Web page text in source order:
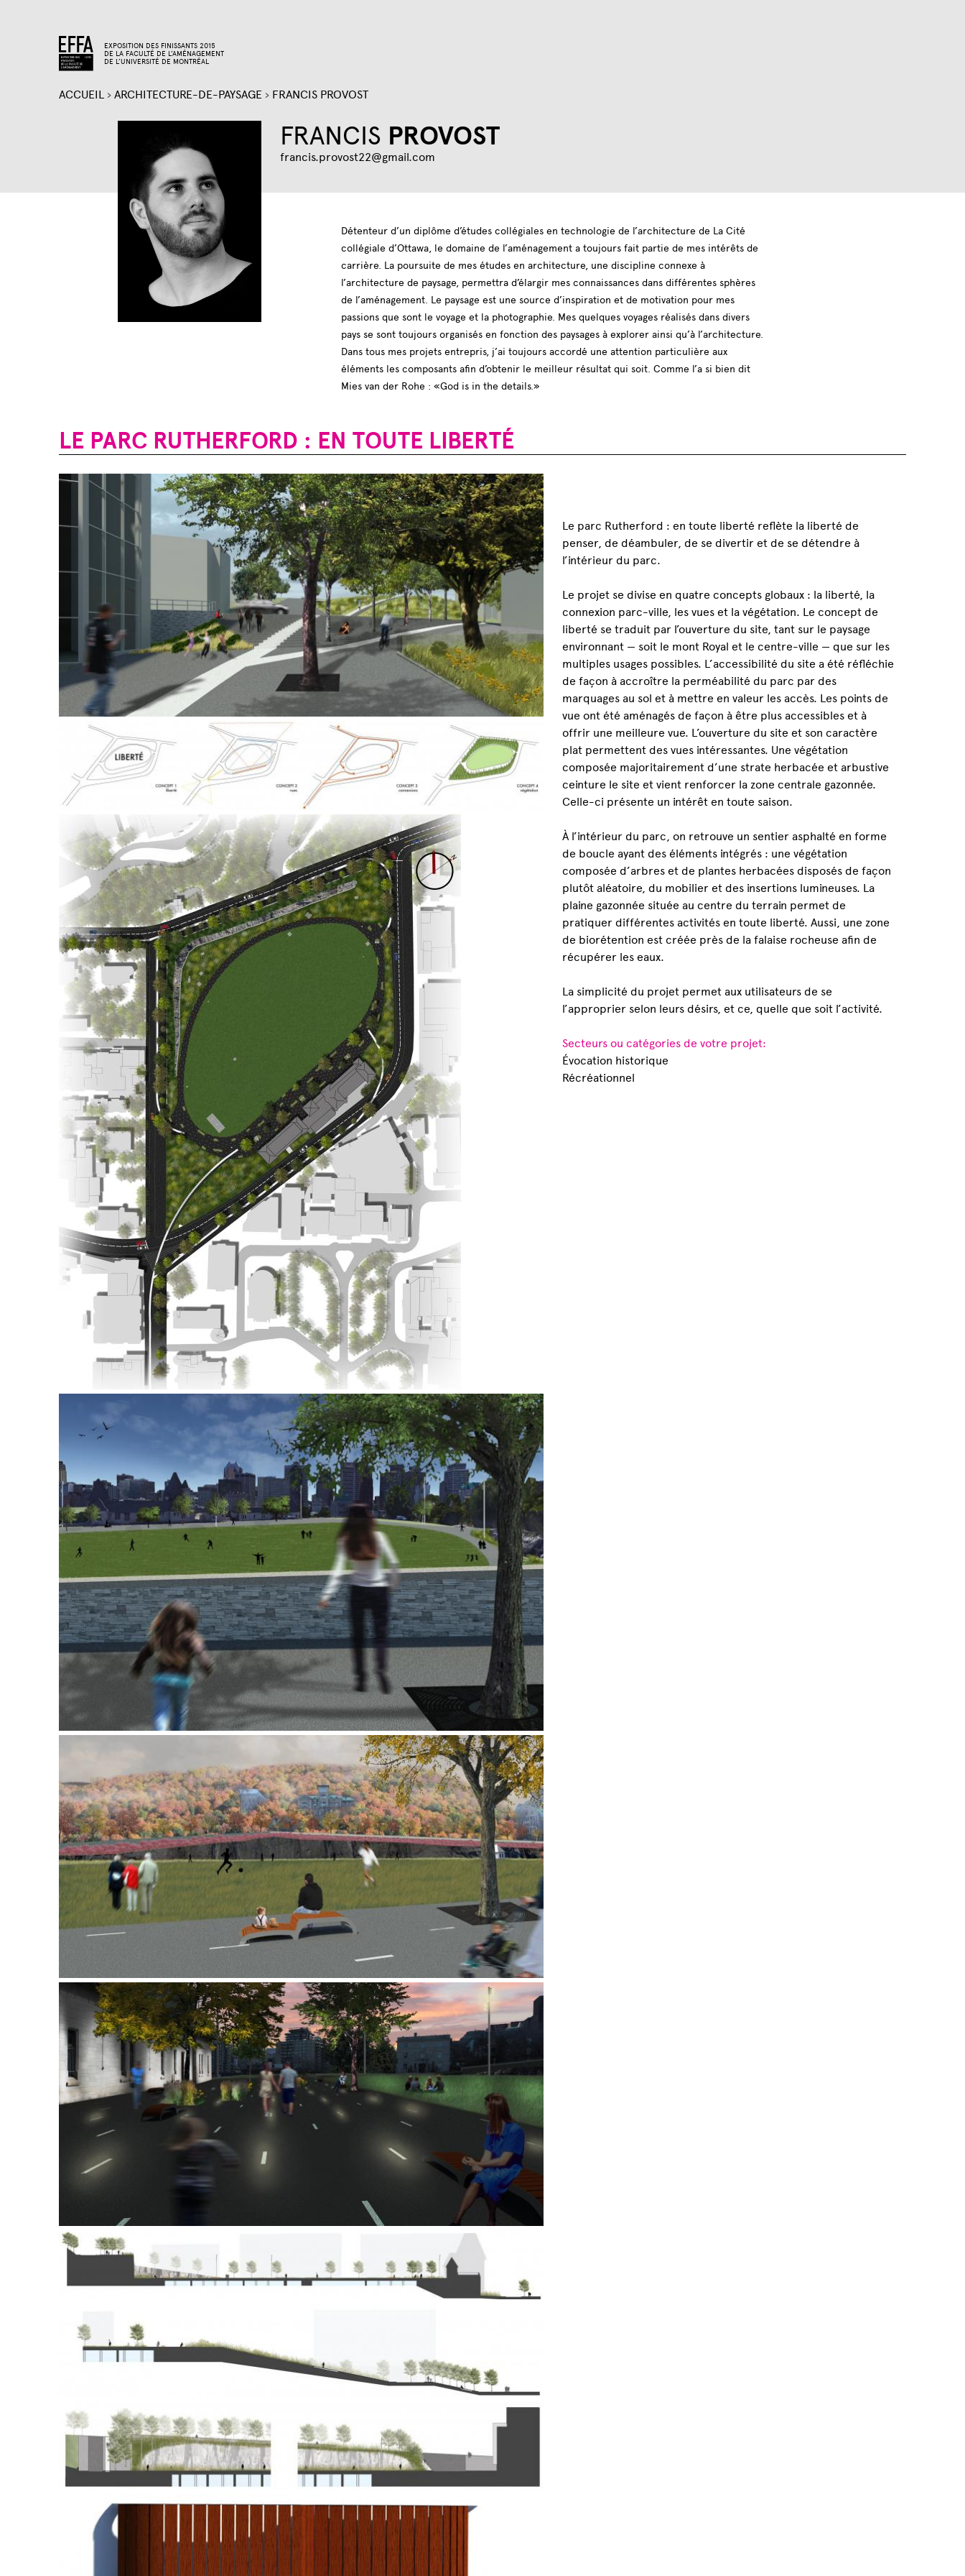
EXPOSITION DES FINISSANTS 2015
DE LA FACULTÉ DE L’AMÉNAGEMENT
DE L’UNIVERSITÉ DE MONTRÉAL
ICI
ACCUEIL ›ARCHITECTURE-DE-PAYSAGE › FRANCIS PROVOST
FRANCIS PROVOST
francis.provost22@gmail.com
Détenteur d’un diplôme d’études collégiales en technologie de l’architecture de La Cité
collégiale d’Ottawa, le domaine de l’aménagement a toujours fait partie de mes intérêts de
carrière. La poursuite de mes études en architecture, une discipline connexe à
l’architecture de paysage, permettra d’élargir mes connaissances dans différentes sphères
de l’aménagement. Le paysage est une source d’inspiration et de motivation pour mes
passions que sont le voyage et la photographie. Mes quelques voyages réalisés dans divers
pays se sont toujours organisés en fonction des paysages à explorer ainsi qu’à l’architecture.
Dans tous mes projets entrepris, j’ai toujours accordé une attention particulière aux
éléments les composants afin d’obtenir le meilleur résultat qui soit. Comme l’a si bien dit
Mies van der Rohe : «God is in the details.»
LE PARC RUTHERFORD : EN TOUTE LIBERTÉ
Le parc Rutherford : en toute liberté reflète la liberté de
penser, de déambuler, de se divertir et de se détendre à
l’intérieur du parc.
Le projet se divise en quatre concepts globaux : la liberté, la
connexion parc-ville, les vues et la végétation. Le concept de
liberté se traduit par l’ouverture du site, tant sur le paysage
environnant — soit le mont Royal et le centre-ville — que sur les
multiples usages possibles. L’accessibilité du site a été réfléchie
de façon à accroître la perméabilité du parc par des
marquages au sol et à mettre en valeur les accès. Les points de
vue ont été aménagés de façon à être plus accessibles et à
offrir une meilleure vue. L’ouverture du site et son caractère
plat permettent des vues intéressantes. Une végétation
composée majoritairement d’une strate herbacée et arbustive
ceinture le site et vient renforcer la zone centrale gazonnée.
Celle-ci présente un intérêt en toute saison.
À l’intérieur du parc, on retrouve un sentier asphalté en forme
de boucle ayant des éléments intégrés : une végétation
composée d’arbres et de plantes herbacées disposés de façon
plutôt aléatoire, du mobilier et des insertions lumineuses. La
plaine gazonnée située au centre du terrain permet de
pratiquer différentes activités en toute liberté. Aussi, une zone
de biorétention est créée près de la falaise rocheuse afin de
récupérer les eaux.
La simplicité du projet permet aux utilisateurs de se
l’approprier selon leurs désirs, et ce, quelle que soit l’activité.
Secteurs ou catégories de votre projet:
Évocation historique
Récréationnel